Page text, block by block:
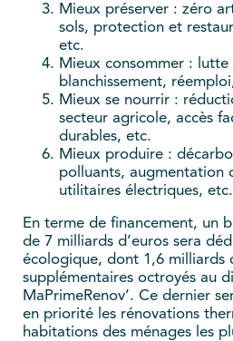
Mieux préserver : zéro
sols, protection et
etc.
Mieux consommer : lutte
blanchissement,
Mieux se nourrir :
secteur agricole, accès
durables, etc.
Mieux produire :
polluants, augmentation
utilitaires électriques, etc.
En terme de financement, un
de 7 milliards d’euros sera
écologique, dont 1,6 milliards
supplémentaires octroyés au
MaPrimeRenov’. Ce dernier
en priorité les rénovations
habitations des ménages les